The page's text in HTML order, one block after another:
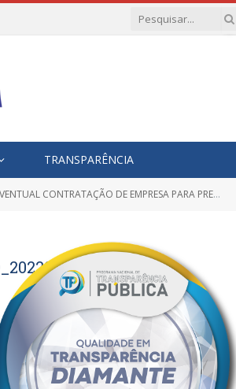
TRANSPARÊNCIA
PRESTAÇÃO DE SERVIÇOS DE PUBLICIDADE EM CARRO DE SOM)